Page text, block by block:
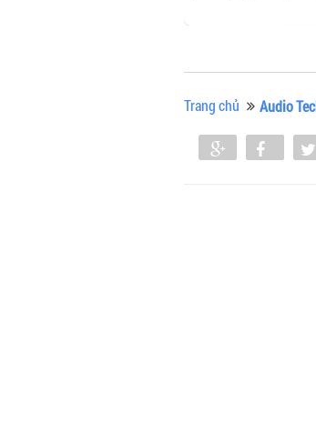
Trang chủ Audio
Share Share